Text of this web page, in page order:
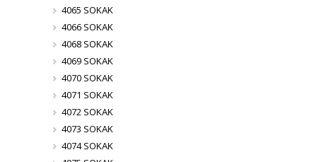
4065 SOKAK
4066 SOKAK
4068 SOKAK
4069 SOKAK
4070 SOKAK
4071 SOKAK
4072 SOKAK
4073 SOKAK
4074 SOKAK